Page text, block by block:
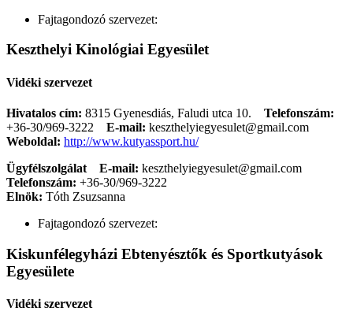
Fajtagondozó szervezet:
Keszthelyi Kinológiai Egyesület
Vidéki szervezet
Hivatalos cím: 8315 Gyenesdiás, Faludi utca 10. Telefonszám:
+36-30/969-3222
E-mail: keszthelyiegyesulet@gmail.com
Weboldal: http://www.kutyassport.hu/
Ügyfélszolgálat
E-mail: keszthelyiegyesulet@gmail.com
Telefonszám: +36-30/969-3222
Elnök: Tóth Zsuzsanna
Fajtagondozó szervezet:
Kiskunfélegyházi Ebtenyésztők és Sportkutyások
Egyesülete
Vidéki szervezet